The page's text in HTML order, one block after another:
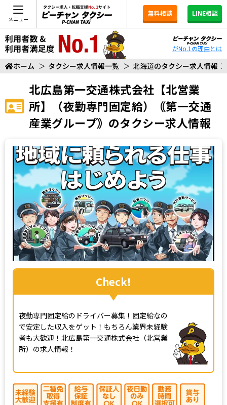
メニュー
無料相談 LINE相談
がNo.1の理由とは
ホーム ＞ タクシー求人情報一覧 ＞ 北海道のタクシー求人情報 ＞
北広島第一交通株式会社【北営業
所】（夜勤専門固定給）｟第一交通
産業グループ｠ のタクシー求人情報
Check!
夜勤専門固定給のドライバー募集！固定給なの
で安定した収入をゲット！もちろん業界未経験
者も大歓迎！北広島第一交通株式会社（北営業
所）の求人情報！